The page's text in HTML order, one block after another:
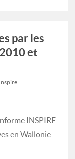
par les
et
Inspire
INSPIRE
en Wallonie